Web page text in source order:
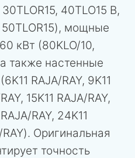
40TLO15 B,
50TLOR15), мощные
кВт (80KLO/10,
а также настенные
RAJA/RAY, 9K11
15K11 RAJA/RAY,
RAY, 24K11
RAY). Оригинальная
точность